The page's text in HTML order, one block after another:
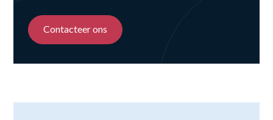
Contacteer ons